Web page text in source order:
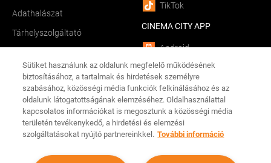
Adathalászat
Tárhelyszolgáltató
TikTok
CINEMA CITY APP
Android
iOS
Minden jog fenntartva Cinema City Magyarország2026
Sütiket használunk az oldalunk megfelelő működésének
biztosításához, a tartalmak és hirdetések személyre
szabásához, közösségi média funkciók felkínálásához és az
oldalunk látogatottságának elemzéséhez. Oldalhasználattal
kapcsolatos információkat is megosztunk a közösségi média
területén tevékenykedő, a hirdetési és elemzési
szolgáltatásokat nyújtó partnereinkkel. További információ